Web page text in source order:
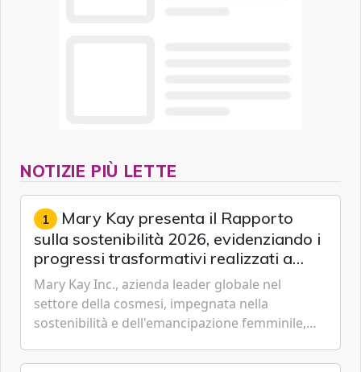
NOTIZIE PIÙ LETTE
1 Mary Kay presenta il Rapporto
sulla sostenibilità 2026, evidenziando i
progressi trasformativi realizzati a
livello globale nelle sfere sociale,
economica e ambientale
Mary Kay Inc., azienda leader globale nel
settore della cosmesi, impegnata nella
sostenibilità e dell'emancipazione femminile,
sostenibilità 2026, una panora...